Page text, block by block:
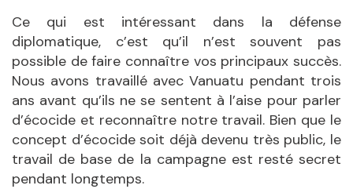
Ce qui est intéressant dans la défense
diplomatique, c’est qu’il n’est souvent pas
possible de faire connaître vos principaux succès.
Nous avons travaillé avec Vanuatu pendant trois
ans avant qu’ils ne se sentent à l’aise pour parler
d’écocide et reconnaître notre travail. Bien que le
concept d’écocide soit déjà devenu très public, le
travail de base de la campagne est resté secret
pendant longtemps.